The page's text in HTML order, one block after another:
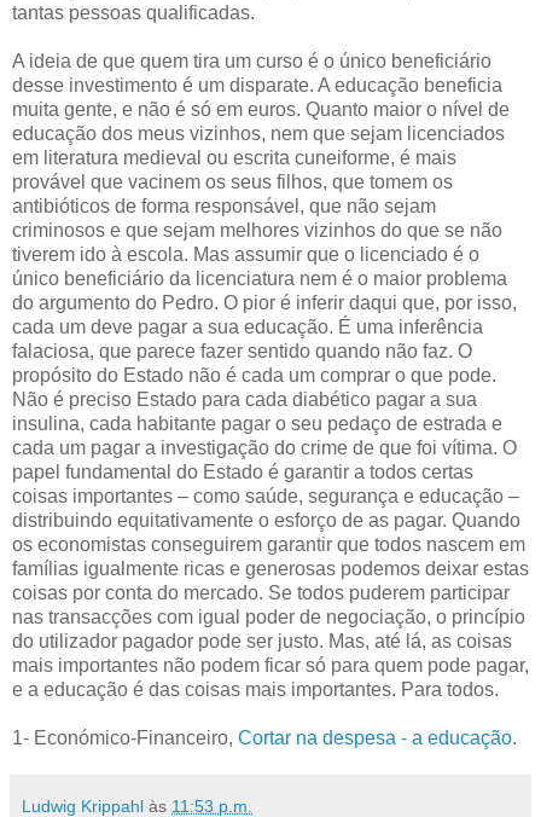
tantas pessoas qualificadas.
A ideia de que quem tira um curso é o único beneficiário
desse investimento é um disparate. A educação beneficia
muita gente, e não é só em euros. Quanto maior o nível de
educação dos meus vizinhos, nem que sejam licenciados
em literatura medieval ou escrita cuneiforme, é mais
provável que vacinem os seus filhos, que tomem os
antibióticos de forma responsável, que não sejam
criminosos e que sejam melhores vizinhos do que se não
tiverem ido à escola. Mas assumir que o licenciado é o
único beneficiário da licenciatura nem é o maior problema
do argumento do Pedro. O pior é inferir daqui que, por isso,
cada um deve pagar a sua educação. É uma inferência
falaciosa, que parece fazer sentido quando não faz. O
propósito do Estado não é cada um comprar o que pode.
Não é preciso Estado para cada diabético pagar a sua
insulina, cada habitante pagar o seu pedaço de estrada e
cada um pagar a investigação do crime de que foi vítima. O
papel fundamental do Estado é garantir a todos certas
coisas importantes – como saúde, segurança e educação –
distribuindo equitativamente o esforço de as pagar. Quando
os economistas conseguirem garantir que todos nascem em
famílias igualmente ricas e generosas podemos deixar estas
coisas por conta do mercado. Se todos puderem participar
nas transacções com igual poder de negociação, o princípio
do utilizador pagador pode ser justo. Mas, até lá, as coisas
mais importantes não podem ficar só para quem pode pagar,
e a educação é das coisas mais importantes. Para todos.
1- Económico-Financeiro, Cortar na despesa - a educação.
Ludwig Krippahl às 11:53 p.m.